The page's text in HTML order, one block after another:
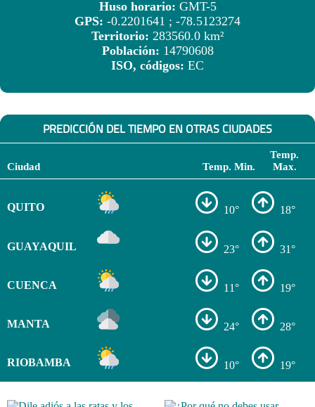
Huso horario: GMT-5
GPS: -0.2201641 ; -78.5123274
Territorio: 283560.0 km²
Población: 14790608
ISO, códigos: EC
PREDICCIÓN DEL TIEMPO EN OTRAS CIUDADES
Ciudad Temp. Min.
Temp.
Max.
QUITO 10° 18°
GUAYAQUIL 23° 31°
CUENCA 11° 19°
MANTA 24° 28°
RIOBAMBA 10° 19°